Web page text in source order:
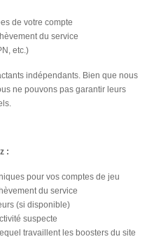
de votre compte
du service
etc.)
indépendants. Bien que nous
ne pouvons pas garantir leurs
:
pour vos comptes de jeu
du service
(si disponible)
suspecte
travaillent les boosters du site